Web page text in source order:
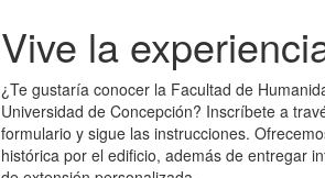
Vive la
¿Te gustaría conocer la Facultad de
Universidad de Concepción? Inscríbete a
formulario y sigue las instrucciones.
histórica por el edificio, además de entregar